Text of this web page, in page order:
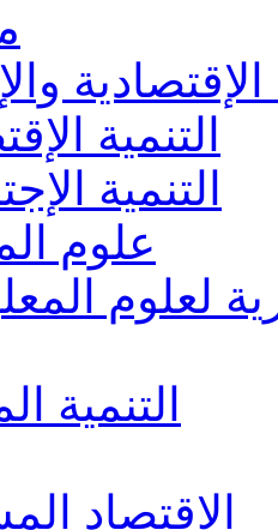
الإقتصادية
التنمية
التنمية
علوم
لعلوم
التنمية
الاقتصاد